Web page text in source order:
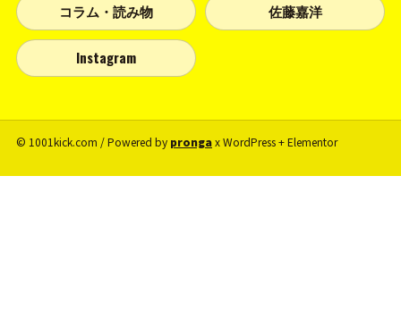
コラム・読み物 佐藤嘉洋
Instagram
© 1001kick.com / Powered by prongax WordPress + Elementor